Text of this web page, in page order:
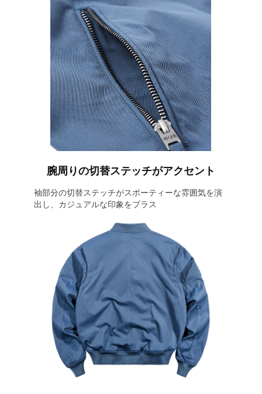
腕周りの切替ステッチがアクセント
袖部分の切替ステッチがスポーティーな雰囲気を演
出し、カジュアルな印象をプラス